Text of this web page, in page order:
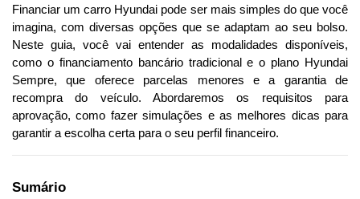
Financiar um carro Hyundai pode ser mais simples do que você
imagina, com diversas opções que se adaptam ao seu bolso.
Neste guia, você vai entender as modalidades disponíveis,
como o financiamento bancário tradicional e o plano Hyundai
Sempre, que oferece parcelas menores e a garantia de
recompra do veículo. Abordaremos os requisitos para
aprovação, como fazer simulações e as melhores dicas para
garantir a escolha certa para o seu perfil financeiro.
Sumário